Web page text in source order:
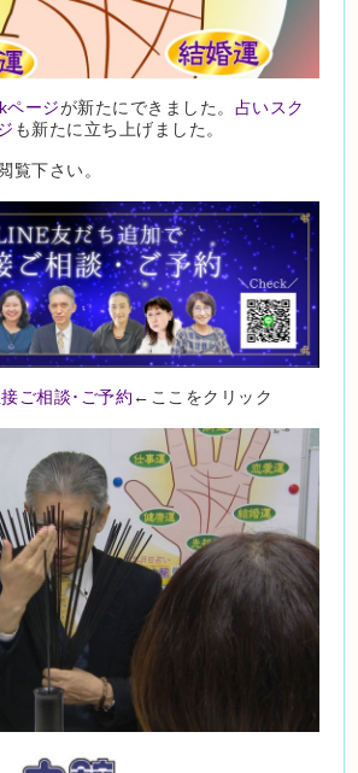
ページが新たにできました。 占いスク
も新たに立ち上げました。
覧下さい。
ご相談･ご予約 ←ここをクリック